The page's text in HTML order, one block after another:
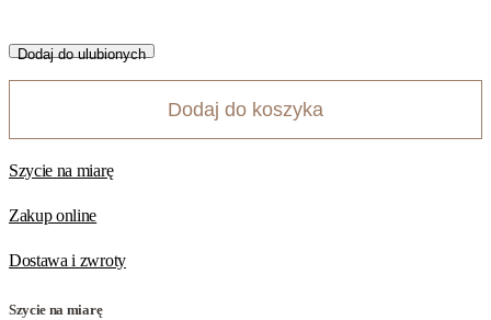
Dodaj do ulubionych
Dodaj do koszyka
Szycie na miarę
Zakup online
Dostawa i zwroty
Szycie na miarę